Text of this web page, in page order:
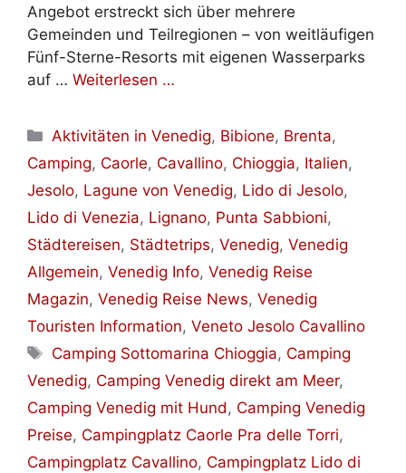
Angebot erstreckt sich über mehrere
Gemeinden und Teilregionen – von weitläufigen
Fünf-Sterne-Resorts mit eigenen Wasserparks
auf … Weiterlesen …
Kategorien
Aktivitäten in Venedig, Bibione, Brenta,
Camping, Caorle, Cavallino, Chioggia, Italien,
Jesolo, Lagune von Venedig, Lido di Jesolo,
Lido di Venezia, Lignano, Punta Sabbioni,
Städtereisen, Städtetrips, Venedig, Venedig
Allgemein, Venedig Info, Venedig Reise
Magazin, Venedig Reise News, Venedig
Touristen Information, Veneto Jesolo Cavallino
Schlagwörter
Camping Sottomarina Chioggia, Camping
Venedig, Camping Venedig direkt am Meer,
Camping Venedig mit Hund, Camping Venedig
Preise, Campingplatz Caorle Pra delle Torri,
Campingplatz Cavallino, Campingplatz Lido di